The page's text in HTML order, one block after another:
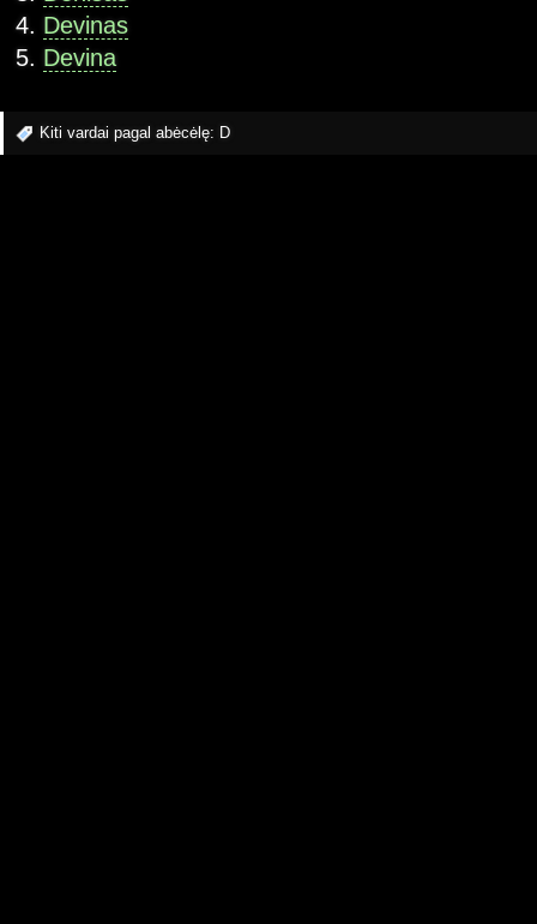
Devinas
Devina
Kiti vardai pagal abėcėlę: D